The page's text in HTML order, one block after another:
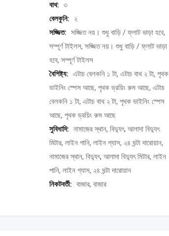
বাথ: ৩
বেলকুনি:
২
সজ্জিত: সজ্জিত নয়। শুধু বাড়ি / ফ্লাট ভাড়া হবে,
সম্পূর্ণ টাইলস, সজ্জিত নয়। শুধু বাড়ি / ফ্লাট ভাড়া
হবে, সম্পূর্ণ টাইলস
বৈশিষ্ট্য: এটাচ বেলকনি ১ টা, এটাচ বাথ ২ টা, পৃথক
ডাইনিং স্পেস আছে, পৃথক ড্রয়িং রুম আছে, এটাচ
বেলকনি ১ টা, এটাচ বাথ ২ টা, পৃথক ডাইনিং স্পেস
আছে, পৃথক ড্রয়িং রুম আছে
সুবিধাদি: নামাজের স্থান, বিদ্যুৎ, আলাদা বিদ্যুৎ
মিটার, লাইন পানি, লাইন গ্যাস, ২৪ ঘন্টা দারোয়ান,
নামাজের স্থান, বিদ্যুৎ, আলাদা বিদ্যুৎ মিটার, লাইন
পানি, লাইন গ্যাস, ২৪ ঘন্টা দারোয়ান
নিকটবর্তী: বাজার, বাজার